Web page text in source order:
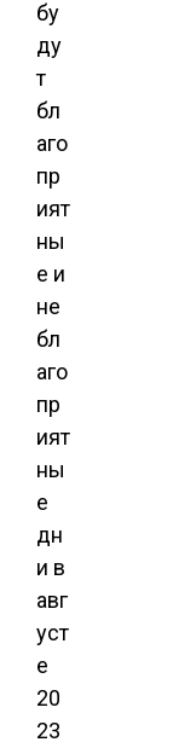
бу
ду
т
бл
аго
пр
ият
ны
е и
не
бл
аго
пр
ият
ны
е
дн
и в
авг
уст
е
20
23